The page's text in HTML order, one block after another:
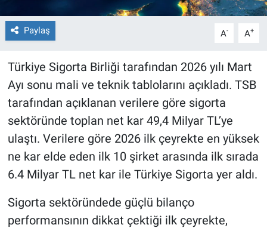
Paylaş A- A+
Türkiye Sigorta Birliği tarafından 2026 yılı Mart
Ayı sonu mali ve teknik tablolarını açıkladı. TSB
tarafından açıklanan verilere göre sigorta
sektöründe toplan net kar 49,4 Milyar TL’ye
ulaştı. Verilere göre 2026 ilk çeyrekte en yüksek
ne kar elde eden ilk 10 şirket arasında ilk sırada
6.4 Milyar TL net kar ile Türkiye Sigorta yer aldı.
Sigorta sektöründede güçlü bilanço
performansının dikkat çektiği ilk çeyrekte,